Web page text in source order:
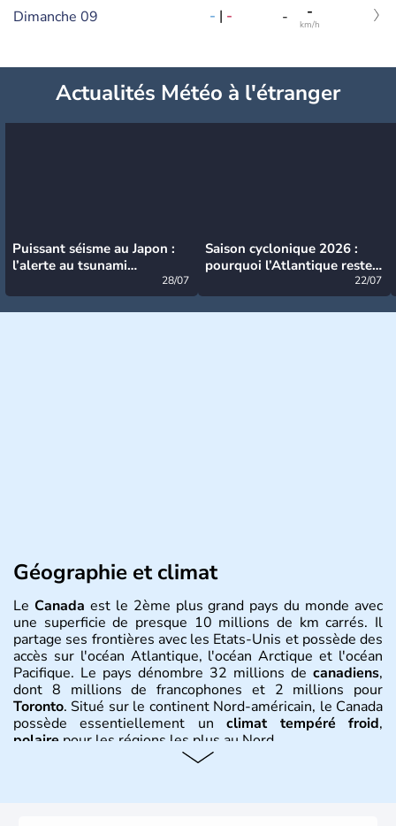
Dimanche 09 - | - - -
km/h
Actualités Météo à l'étranger
Puissant séisme au Japon :
l’alerte au tsunami
28/07
Saison cyclonique 2026 :
pourquoi l’Atlantique reste
22/07
Géographie et climat
Le Canada est le 2ème plus grand pays du monde avec
une superficie de presque 10 millions de km carrés. Il
partage ses frontières avec les Etats-Unis et possède des
accès sur l'océan Atlantique, l'océan Arctique et l'océan
Pacifique. Le pays dénombre 32 millions de canadiens,
dont 8 millions de francophones et 2 millions pour
Toronto. Situé sur le continent Nord-américain, le Canada
possède essentiellement unclimat tempéré froid,
polaire pour les régions les plus au Nord.